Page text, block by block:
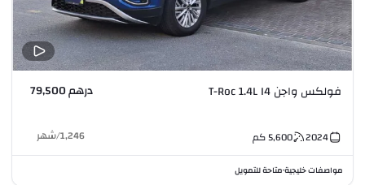
فولكس واجن T-Roc 1.4L I4 درهم 79,500
2024
5,600كم 1,246
/شهر
مواصفات خليجية•متاحة للتمويل